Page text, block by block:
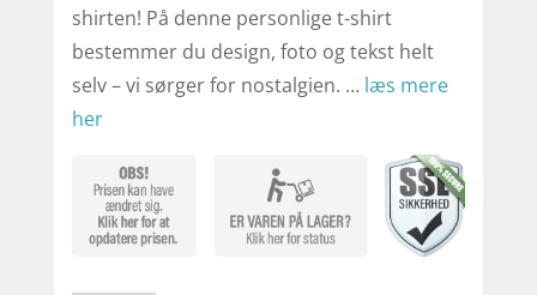
shirten! På denne personlige t-shirt
bestemmer du design, foto og tekst helt
selv – vi sørger for nostalgien. … læs mere
her